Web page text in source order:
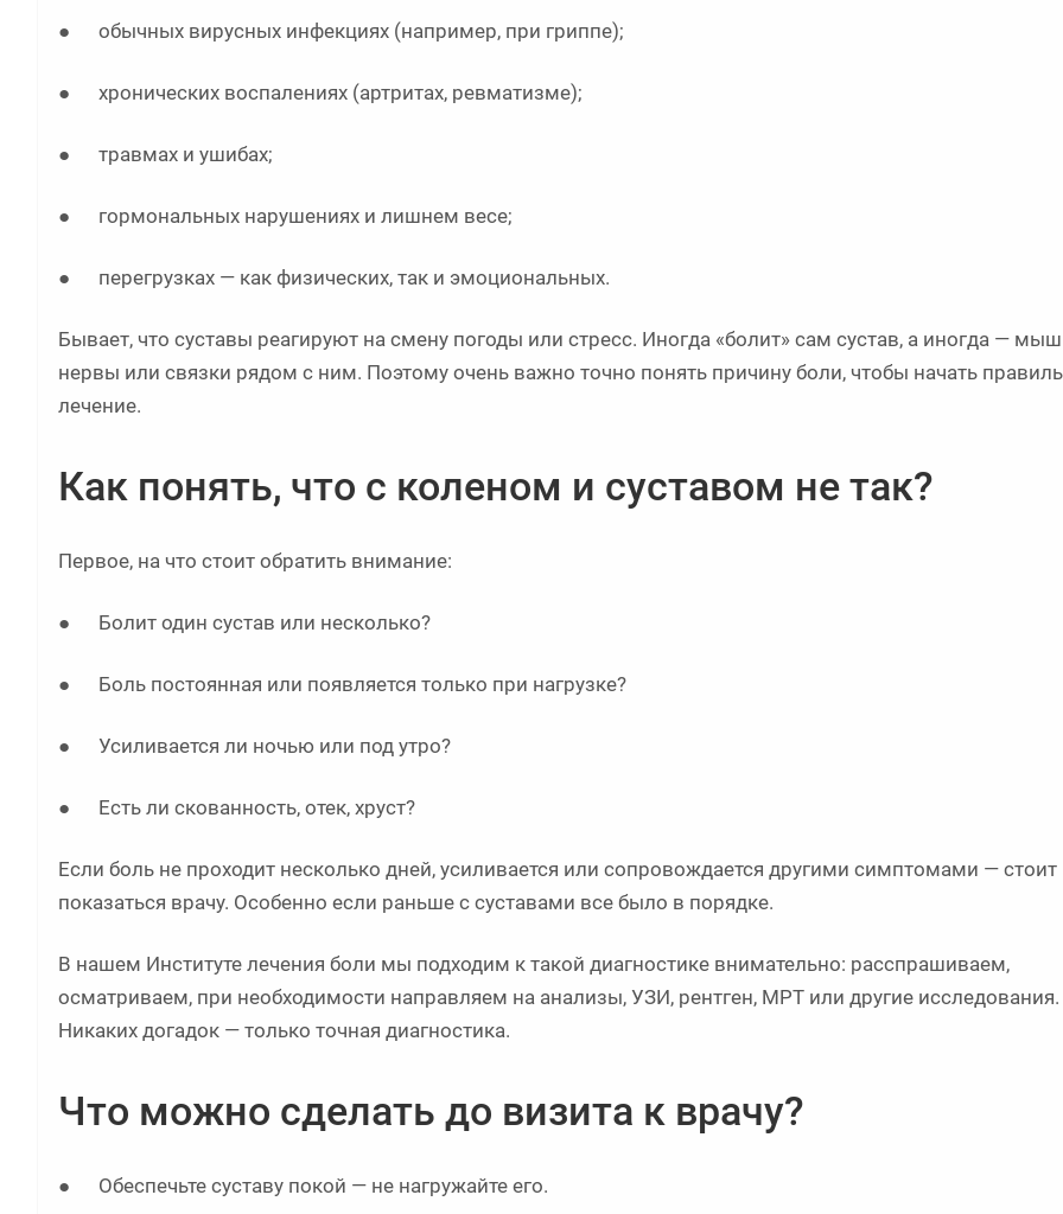
● обычных вирусных инфекциях (например, при гриппе);
● хронических воспалениях (артритах, ревматизме);
● травмах и ушибах;
● гормональных нарушениях и лишнем весе;
● перегрузках — как физических, так и эмоциональных.
Бывает, что суставы реагируют на смену погоды или стресс. Иногда «болит» сам сустав, а иногда —
нервы или связки рядом с ним. Поэтому очень важно точно понять причину боли, чтобы начать
лечение.
Как понять, что с коленом и суставом не так?
Первое, на что стоит обратить внимание:
● Болит один сустав или несколько?
● Боль постоянная или появляется только при нагрузке?
● Усиливается ли ночью или под утро?
● Есть ли скованность, отек, хруст?
Если боль не проходит несколько дней, усиливается или сопровождается другими симптомами — стоит
показаться врачу. Особенно если раньше с суставами все было в порядке.
В нашем Институте лечения боли мы подходим к такой диагностике внимательно: расспрашиваем,
осматриваем, при необходимости направляем на анализы, УЗИ, рентген, МРТ или другие исследования.
Никаких догадок — только точная диагностика.
Что можно сделать до визита к врачу?
● Обеспечьте суставу покой — не нагружайте его.